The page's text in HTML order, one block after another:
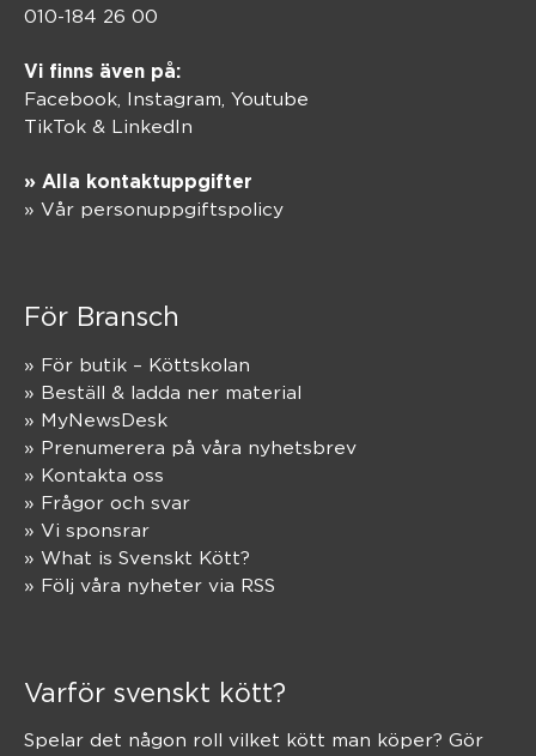
010-184 26 00
Vi finns även på:
Facebook, Instagram Youtube
TikTok & LinkedIn
» Alla kontaktuppgifter
» Vår personuppgiftspolicy
För Bransch
» För butik – Köttskolan
» Beställ & ladda ner material
» MyNewsDesk
» Prenumerera på våra nyhetsbrev
» Kontakta oss
» Frågor och svar
» Vi sponsrar
» What is Svenskt Kött?
» Följ våra nyheter via RSS
Varför svenskt kött?
Spelar det någon roll vilket kött man köper? Gör